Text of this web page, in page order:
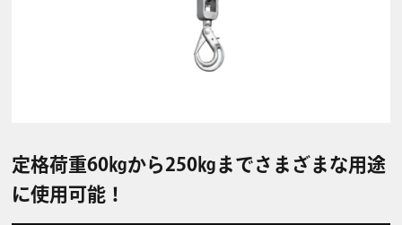
定格荷重60㎏から250㎏までさまざまな用途
に使用可能！